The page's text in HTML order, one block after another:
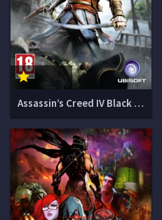
Assassin’s Creed IV Black Flag